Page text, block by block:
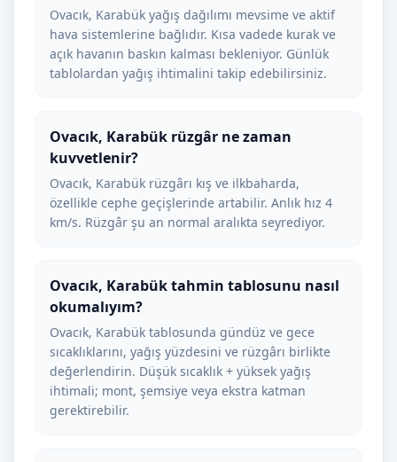
Ovacık, Karabük yağış dağılımı mevsime ve aktif
hava sistemlerine bağlıdır. Kısa vadede kurak ve
açık havanın baskın kalması bekleniyor. Günlük
tablolardan yağış ihtimalini takip edebilirsiniz.
Ovacık, Karabük rüzgâr ne zaman
kuvvetlenir?
Ovacık, Karabük rüzgârı kış ve ilkbaharda,
özellikle cephe geçişlerinde artabilir. Anlık hız 4
km/s. Rüzgâr şu an normal aralıkta seyrediyor.
Ovacık, Karabük tahmin tablosunu nasıl
okumalıyım?
Ovacık, Karabük tablosunda gündüz ve gece
sıcaklıklarını, yağış yüzdesini ve rüzgârı birlikte
değerlendirin. Düşük sıcaklık + yüksek yağış
ihtimali; mont, şemsiye veya ekstra katman
gerektirebilir.